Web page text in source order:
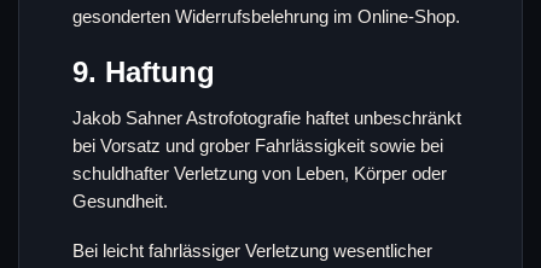
gesonderten Widerrufsbelehrung im Online-Shop.
9. Haftung
Jakob Sahner Astrofotografie haftet unbeschränkt
bei Vorsatz und grober Fahrlässigkeit sowie bei
schuldhafter Verletzung von Leben, Körper oder
Gesundheit.
Bei leicht fahrlässiger Verletzung wesentlicher